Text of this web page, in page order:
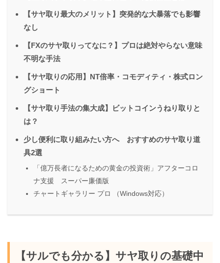
【サヤ取り最大のメリット】突発的な大暴落でも影響
なし
【FXのサヤ取りってなに？】プロは絶対やらない意味
不明な手法
【サヤ取りの応用】NT倍率・コモディティ・株式ロン
グショート
【サヤ取り手法の集大成】ビットコインうねり取りと
は？
少し便利に取り組みたい方へ おすすめのサヤ取り道
具2選
「億万長者になるための黄金の投資術」アフターコロ
ナ支援 スーパー廉価版
チャートギャラリー プロ （Windows対応）
【サルでも分かる】サヤ取りの基礎中